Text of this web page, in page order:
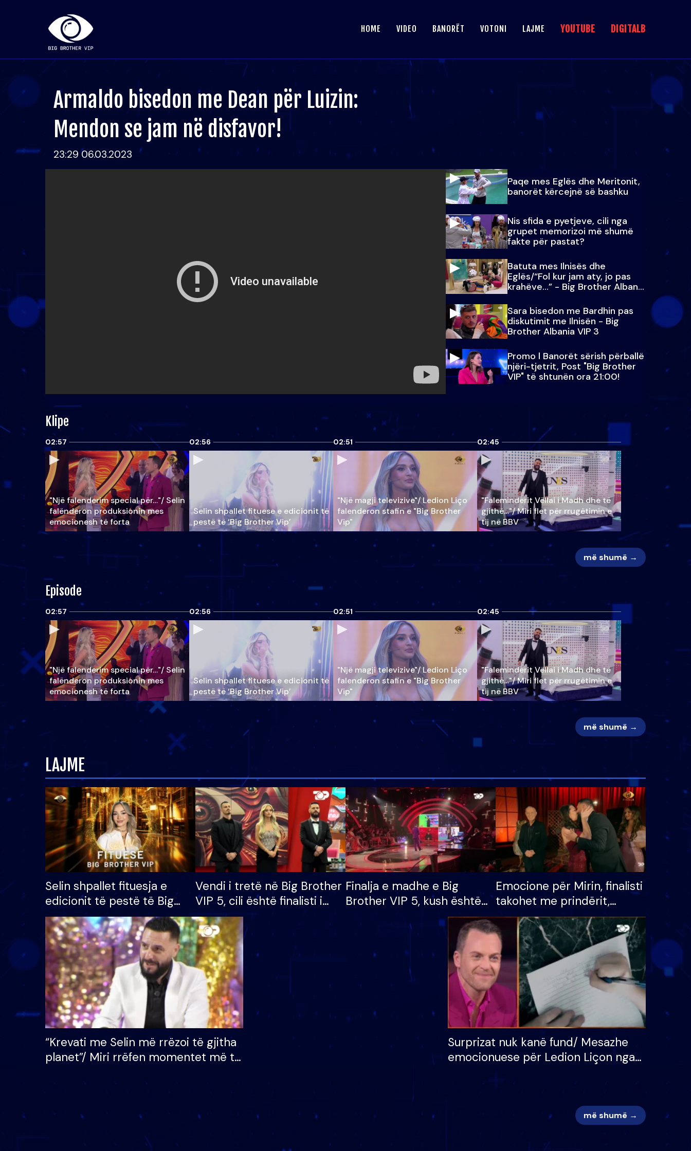
HOME VIDEO BANORËT VOTONI LAJME YOUTUBE DIGITALB
Armaldo bisedon me Dean për Luizin:
Mendon se jam në disfavor!
23:29 06.03.2023
Paqe mes Eglës dhe Meritonit,
banorët kërcejnë së bashku
Nis sfida e pyetjeve, cili nga
grupet memorizoi më shumë
fakte për pastat?
Batuta mes Ilnisës dhe
Eglës/“Fol kur jam aty, jo pas
krahëve…” - Big Brother Albania
VIP 3
Sara bisedon me Bardhin pas
diskutimit me Ilnisën - Big
Brother Albania VIP 3
Promo l Banorët sërish përballë
njëri-tjetrit, Post "Big Brother
VIP" të shtunën ora 21:00!
Klipe
02:57
"Një falenderim special për…"/ Selin
falënderon produksionin mes
emocionesh të forta
02:56
Selin shpallet fituese e edicionit të
pestë të ‘Big Brother Vip’
02:51
"Një magji televizive"/ Ledion Liço
falenderon stafin e "Big Brother
Vip"
02:45
"Faleminderit Vëllai i Madh dhe të
gjithë…"/ Miri flet për rrugëtimin e
tij në BBV
më shumë →
Episode
02:57
"Një falenderim special për…"/ Selin
falënderon produksionin mes
emocionesh të forta
02:56
Selin shpallet fituese e edicionit të
pestë të ‘Big Brother Vip’
02:51
"Një magji televizive"/ Ledion Liço
falenderon stafin e "Big Brother
Vip"
02:45
"Faleminderit Vëllai i Madh dhe të
gjithë…"/ Miri flet për rrugëtimin e
tij në BBV
më shumë →
LAJME
Selin shpallet fituesja e
edicionit të pestë të Big
Brother VIP, rrëmben
çmimin e madh prej 100
mijë eurosh
Vendi i tretë në Big Brother
VIP 5, cili është finalisti i
radhës që lë shtëpinë
Finalja e madhe e Big
Brother VIP 5, kush është
banori i parë që lë shtëpinë
dhe humb mundësinë për
të fituar çmimin e madh
Emocione për Mirin, finalisti
takohet me prindërit,
vajzën dhe bashkëshorten:
S’kemi ndonjë letër divorci
apo jo?
“Krevati me Selin më rrëzoi të gjitha
planet”/ Miri rrëfen momentet më të
mungojë zilja e mëngjesit kur…
Surprizat nuk kanë fund/ Mesazhe
emocionuese për Ledion Liçon nga
më shumë →